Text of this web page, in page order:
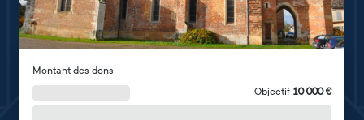
Montant des dons
Objectif 10 000€